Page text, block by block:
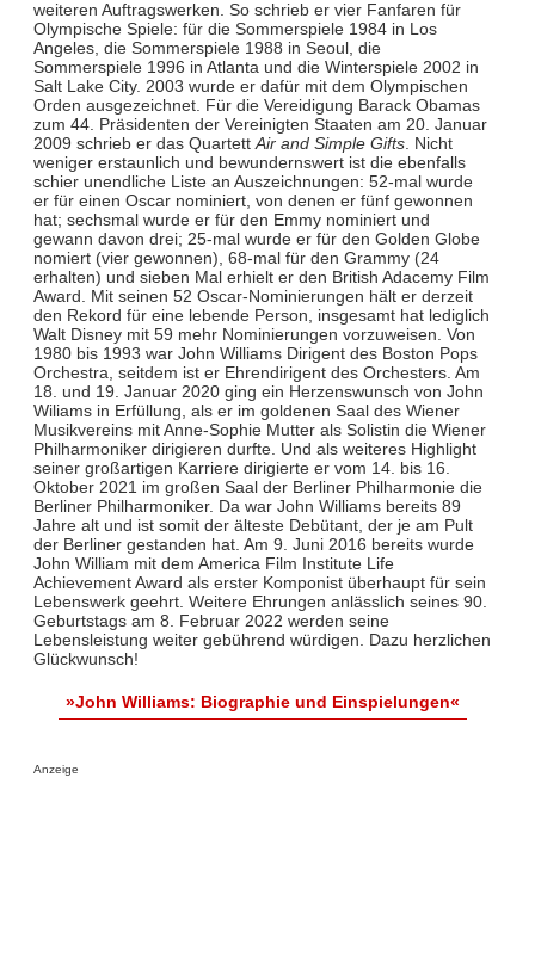
weiteren Auftragswerken. So schrieb er vier Fanfaren für
Olympische Spiele: für die Sommerspiele 1984 in Los
Angeles, die Sommerspiele 1988 in Seoul, die
Sommerspiele 1996 in Atlanta und die Winterspiele 2002 in
Salt Lake City. 2003 wurde er dafür mit dem Olympischen
Orden ausgezeichnet. Für die Vereidigung Barack Obamas
zum 44. Präsidenten der Vereinigten Staaten am 20. Januar
2009 schrieb er das Quartett Air and Simple Gifts. Nicht
weniger erstaunlich und bewundernswert ist die ebenfalls
schier unendliche Liste an Auszeichnungen: 52-mal wurde
er für einen Oscar nominiert, von denen er fünf gewonnen
hat; sechsmal wurde er für den Emmy nominiert und
gewann davon drei; 25-mal wurde er für den Golden Globe
nomiert (vier gewonnen), 68-mal für den Grammy (24
erhalten) und sieben Mal erhielt er den British Adacemy Film
Award. Mit seinen 52 Oscar-Nominierungen hält er derzeit
den Rekord für eine lebende Person, insgesamt hat lediglich
Walt Disney mit 59 mehr Nominierungen vorzuweisen. Von
1980 bis 1993 war John Williams Dirigent des Boston Pops
Orchestra, seitdem ist er Ehrendirigent des Orchesters. Am
18. und 19. Januar 2020 ging ein Herzenswunsch von John
Wiliams in Erfüllung, als er im goldenen Saal des Wiener
Musikvereins mit Anne-Sophie Mutter als Solistin die Wiener
Philharmoniker dirigieren durfte. Und als weiteres Highlight
seiner großartigen Karriere dirigierte er vom 14. bis 16.
Oktober 2021 im großen Saal der Berliner Philharmonie die
Berliner Philharmoniker. Da war John Williams bereits 89
Jahre alt und ist somit der älteste Debütant, der je am Pult
der Berliner gestanden hat. Am 9. Juni 2016 bereits wurde
John William mit dem America Film Institute Life
Achievement Award als erster Komponist überhaupt für sein
Lebenswerk geehrt. Weitere Ehrungen anlässlich seines 90.
Geburtstags am 8. Februar 2022 werden seine
Lebensleistung weiter gebührend würdigen. Dazu herzlichen
Glückwunsch!
»John Williams: Biographie und Einspielungen«
Anzeige